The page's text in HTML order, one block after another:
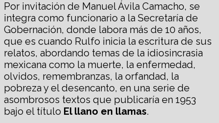
Por invitación de Manuel Ávila Camacho, se
integra como funcionario a la Secretaría de
Gobernación, donde labora más de 10 años,
que es cuando Rulfo inicia la escritura de sus
relatos, abordando temas de la idiosincrasia
mexicana como la muerte, la enfermedad,
olvidos, remembranzas, la orfandad, la
pobreza y el desencanto, en una serie de
asombrosos textos que publicaría en 1953
bajo el título El llano en llamas.